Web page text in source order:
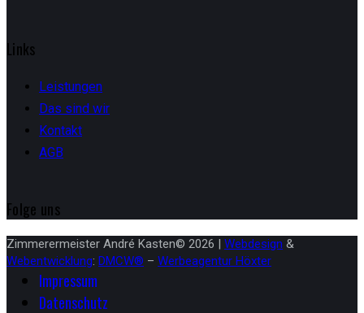
Links
Leistungen
Das sind wir
Kontakt
AGB
Folge uns
Zimmerermeister André Kasten© 2026 | Webdesign &
Webentwicklung: DMCW® – Werbeagentur Höxter
Impressum
Datenschutz